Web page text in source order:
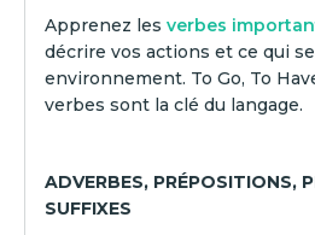
Apprenez les verbes
décrire vos actions et ce qui
environnement. To Go, To
verbes sont la clé du langage.
ADVERBES, PRÉPOSITIONS,
SUFFIXES